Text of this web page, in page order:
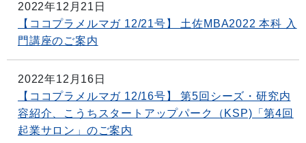
2022年12月21日
【ココプラメルマガ 12/21号】 土佐MBA2022 本科 入
門講座のご案内
2022年12月16日
【ココプラメルマガ 12/16号】 第5回シーズ・研究内
容紹介、こうちスタートアップパーク（KSP)「第4回
起業サロン」のご案内